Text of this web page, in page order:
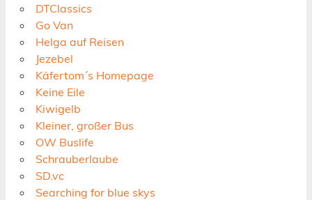
DTClassics
Go Van
Helga auf Reisen
Jezebel
Käfertom´s Homepage
Keine Eile
Kiwigelb
Kleiner, großer Bus
OW Buslife
Schrauberlaube
SD.vc
Searching for blue skys